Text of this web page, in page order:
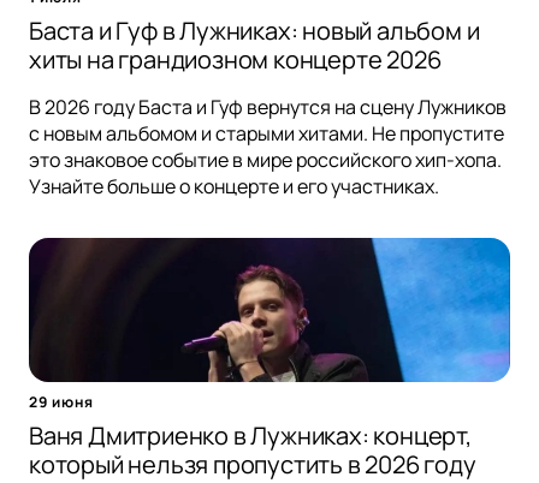
Баста и Гуф в Лужниках: новый альбом и
хиты на грандиозном концерте 2026
В 2026 году Баста и Гуф вернутся на сцену Лужников
с новым альбомом и старыми хитами. Не пропустите
это знаковое событие в мире российского хип-хопа.
Узнайте больше о концерте и его участниках.
29 июня
Ваня Дмитриенко в Лужниках: концерт,
который нельзя пропустить в 2026 году